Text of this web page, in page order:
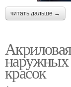
читать дальше →
наружных
красок